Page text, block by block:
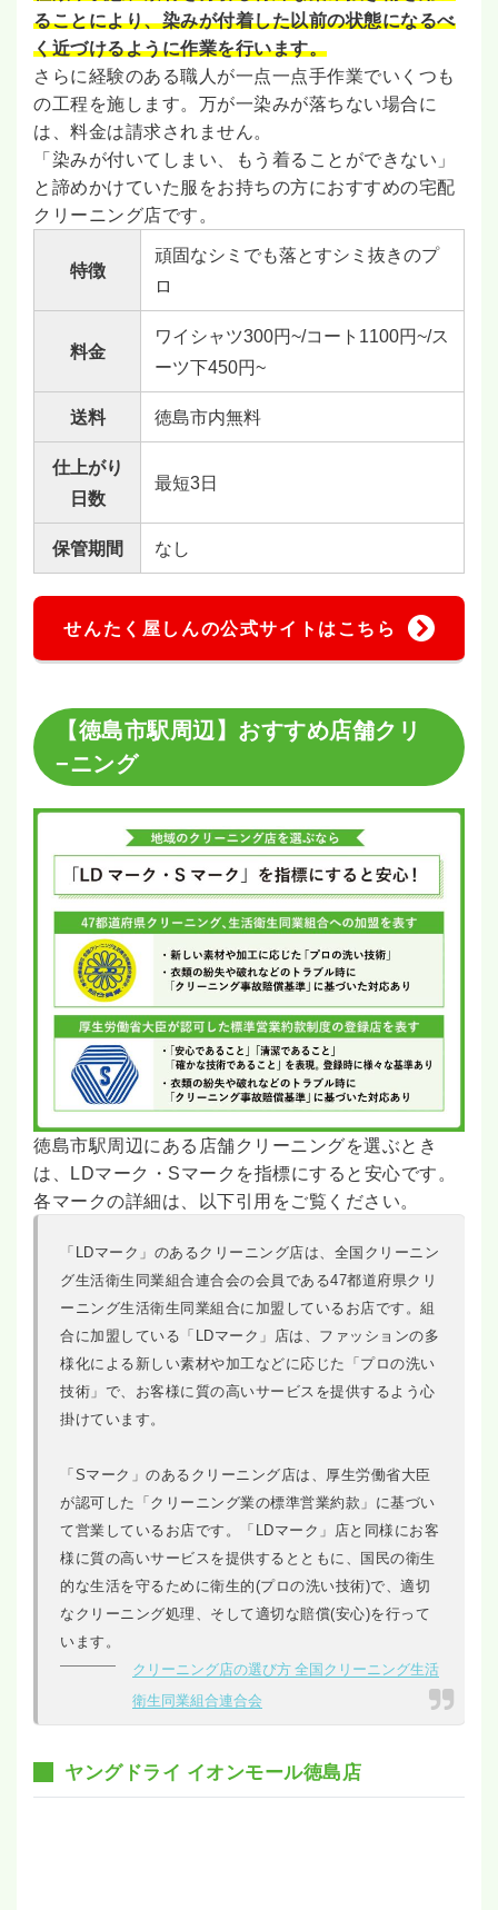
ることにより、染みが付着した以前の状態になるべ
く近づけるように作業を行います。
さらに経験のある職人が一点一点手作業でいくつも
の工程を施します。万が一染みが落ちない場合に
は、料金は請求されません。
「染みが付いてしまい、もう着ることができない」
と諦めかけていた服をお持ちの方におすすめの宅配
クリーニング店です。
特徴
頑固なシミでも落とすシミ抜きのプ
ロ
料金
ワイシャツ300円~/コート1100円~/ス
ーツ下450円~
送料 徳島市内無料
仕上がり
日数
最短3日
保管期間 なし
せんたく屋しんの公式サイトはこちら
【徳島市駅周辺】おすすめ店舗クリ
−ニング
徳島市駅周辺にある店舗クリーニングを選ぶとき
は、LDマーク・Sマークを指標にすると安心です。
各マークの詳細は、以下引用をご覧ください。
「LDマーク」のあるクリーニング店は、全国クリーニン
グ生活衛生同業組合連合会の会員である47都道府県クリ
ーニング生活衛生同業組合に加盟しているお店です。組
合に加盟している「LDマーク」店は、ファッションの多
様化による新しい素材や加工などに応じた「プロの洗い
技術」で、お客様に質の高いサービスを提供するよう心
掛けています。
「Sマーク」のあるクリーニング店は、厚生労働省大臣
が認可した「クリーニング業の標準営業約款」に基づい
て営業しているお店です。「LDマーク」店と同様にお客
様に質の高いサービスを提供するとともに、国民の衛生
的な生活を守るために衛生的(プロの洗い技術)で、適切
なクリーニング処理、そして適切な賠償(安心)を行って
います。
クリーニング店の選び方 全国クリーニング生活
衛生同業組合連合会
ヤングドライ イオンモール徳島店